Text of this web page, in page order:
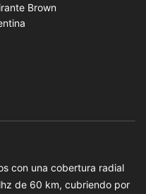
Brown
con una cobertura radial
de 60 km, cubriendo por